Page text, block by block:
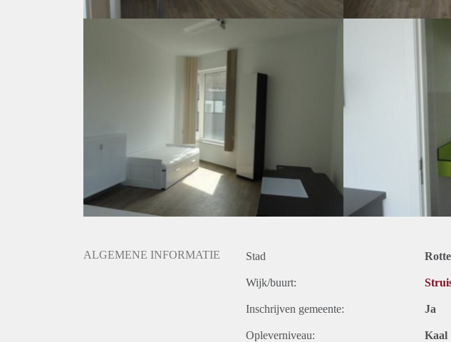
ALGEMENE INFORMATIE Stad
Wijk/buurt:
Inschrijven gemeente: Ja
Opleverniveau: Kaal